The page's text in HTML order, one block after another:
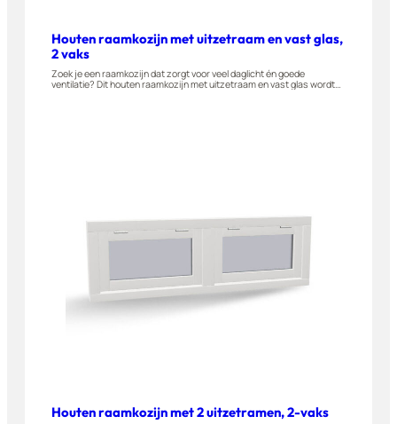
Houten raamkozijn met uitzetraam en vast glas,
2 vaks
Zoek je een raamkozijn dat zorgt voor veel daglicht én goede
ventilatie? Dit houten raamkozijn met uitzetraam en vast glas wordt
Houten raamkozijn met 2 uitzetramen, 2-vaks